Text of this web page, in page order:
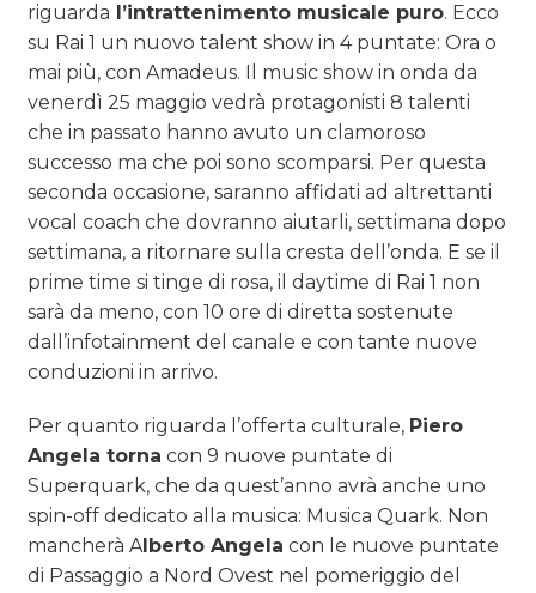
riguarda l’intrattenimento musicale puro. Ecco
su Rai 1 un nuovo talent show in 4 puntate: Ora o
mai più, con Amadeus. Il music show in onda da
venerdì 25 maggio vedrà protagonisti 8 talenti
che in passato hanno avuto un clamoroso
successo ma che poi sono scomparsi. Per questa
seconda occasione, saranno affidati ad altrettanti
vocal coach che dovranno aiutarli, settimana dopo
settimana, a ritornare sulla cresta dell’onda. E se il
prime time si tinge di rosa, il daytime di Rai 1 non
sarà da meno, con 10 ore di diretta sostenute
dall’infotainment del canale e con tante nuove
conduzioni in arrivo.
Per quanto riguarda l’offerta culturale, Piero
Angela torna con 9 nuove puntate di
Superquark, che da quest’anno avrà anche uno
spin-off dedicato alla musica: Musica Quark. Non
mancherà Alberto Angela con le nuove puntate
di Passaggio a Nord Ovest nel pomeriggio del